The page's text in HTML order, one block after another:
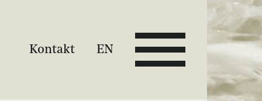
Kontakt EN